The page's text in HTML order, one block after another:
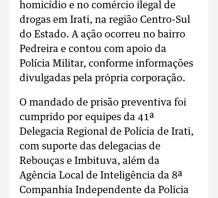
homicídio e no comércio ilegal de
drogas em Irati, na região Centro-Sul
do Estado. A ação ocorreu no bairro
Pedreira e contou com apoio da
Polícia Militar, conforme informações
divulgadas pela própria corporação.
O mandado de prisão preventiva foi
cumprido por equipes da 41ª
Delegacia Regional de Polícia de Irati,
com suporte das delegacias de
Rebouças e Imbituva, além da
Agência Local de Inteligência da 8ª
Companhia Independente da Polícia